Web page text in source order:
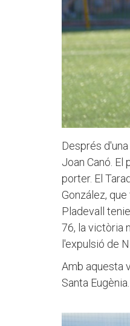
Després
Joan Canó. El
porter. El
González,
Pladevall
76, la victòria
l'expulsió de
Amb aquesta
Santa